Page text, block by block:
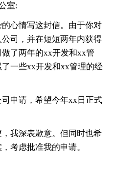
室:
心情写这封信。由于你对
司，并在短短两年内获得
了两年的xx开发和xx管
一些xx开发和xx管理的经
申请，希望今年xx日正式
我深表歉意。但同时也希
考虑批准我的申请。